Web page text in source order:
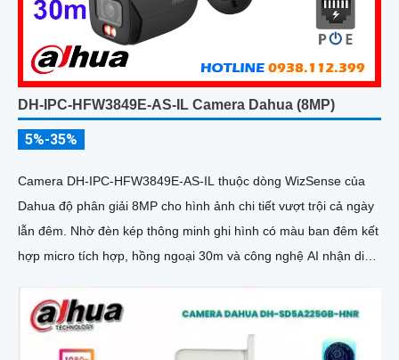
DH-IPC-HFW3849E-AS-IL Camera Dahua (8MP)
5%-35%
Camera DH-IPC-HFW3849E-AS-IL thuộc dòng WizSense của
Dahua độ phân giải 8MP cho hình ảnh chi tiết vượt trội cả ngày
lẫn đêm. Nhờ đèn kép thông minh ghi hình có màu ban đêm kết
hợp micro tích hợp, hồng ngoại 30m và công nghệ AI nhận diện